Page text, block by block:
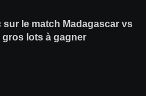
sur le match Madagascar vs
gros lots à gagner